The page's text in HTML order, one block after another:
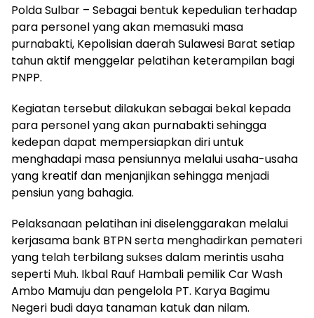
Polda Sulbar – Sebagai bentuk kepedulian terhadap
para personel yang akan memasuki masa
purnabakti, Kepolisian daerah Sulawesi Barat setiap
tahun aktif menggelar pelatihan keterampilan bagi
PNPP.
Kegiatan tersebut dilakukan sebagai bekal kepada
para personel yang akan purnabakti sehingga
kedepan dapat mempersiapkan diri untuk
menghadapi masa pensiunnya melalui usaha-usaha
yang kreatif dan menjanjikan sehingga menjadi
pensiun yang bahagia.
Pelaksanaan pelatihan ini diselenggarakan melalui
kerjasama bank BTPN serta menghadirkan pemateri
yang telah terbilang sukses dalam merintis usaha
seperti Muh. Ikbal Rauf Hambali pemilik Car Wash
Ambo Mamuju dan pengelola PT. Karya Bagimu
Negeri budi daya tanaman katuk dan nilam.